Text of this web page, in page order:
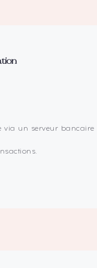
via un serveur bancaire